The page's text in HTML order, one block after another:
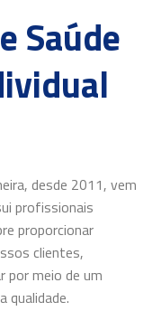
Saúde
desde 2011, vem
profissionais
proporcionar
clientes,
por meio de um
qualidade.